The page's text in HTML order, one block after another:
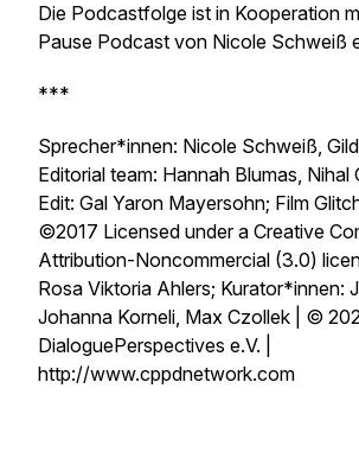
Die Podcastfolge ist in Kooperation
Pause Podcast von Nicole Schweiß
***
Sprecher*innen: Nicole Schweiß,
Editorial team: Hannah Blumas, Nihal
Edit: Gal Yaron Mayersohn; Film
©2017 Licensed under a Creative
Attribution-Noncommercial (3.0)
Rosa Viktoria Ahlers; Kurator*innen:
Johanna Korneli, Max Czollek | ©
DialoguePerspectives e.V. |
http://www.cppdnetwork.com